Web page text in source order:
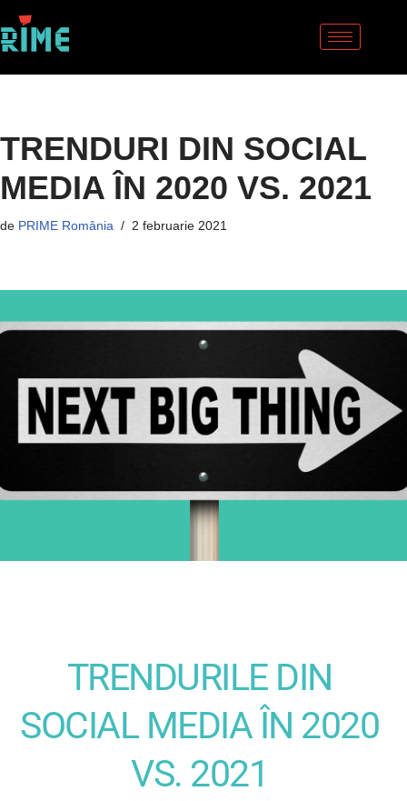
Sari
TRENDURI DIN SOCIAL
MEDIA ÎN 2020 VS. 2021
de PRIME România 2 februarie 2021
TRENDURILE DIN
SOCIAL MEDIA ÎN 2020
VS. 2021